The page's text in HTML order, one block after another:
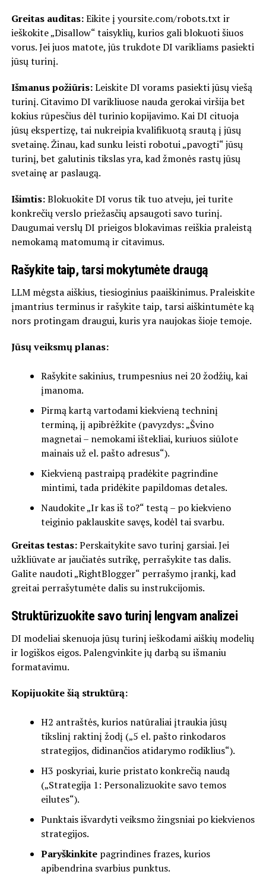
Greitas auditas:Eikite į yoursite.com/robots.txt ir
ieškokite „Disallow“ taisyklių, kurios gali blokuoti šiuos
vorus. Jei juos matote, jūs trukdote DI varikliams pasiekti
jūsų turinį.
Išmanus požiūris:Leiskite DI vorams pasiekti jūsų viešą
turinį. Citavimo DI varikliuose nauda gerokai viršija bet
kokius rūpesčius dėl turinio kopijavimo. Kai DI cituoja
jūsų ekspertizę, tai nukreipia kvalifikuotą srautą į jūsų
svetainę. Žinau, kad sunku leisti robotui „pavogti“ jūsų
turinį, bet galutinis tikslas yra, kad žmonės rastų jūsų
svetainę ar paslaugą.
Išimtis:Blokuokite DI vorus tik tuo atveju, jei turite
konkrečių verslo priežasčių apsaugoti savo turinį.
Daugumai verslų DI prieigos blokavimas reiškia praleistą
nemokamą matomumą ir citavimus.
Rašykite taip, tarsi mokytumėte draugą
LLM mėgsta aiškius, tiesioginius paaiškinimus. Praleiskite
įmantrius terminus ir rašykite taip, tarsi aiškintumėte ką
nors protingam draugui, kuris yra naujokas šioje temoje.
Jūsų veiksmų planas:
Rašykite sakinius, trumpesnius nei 20 žodžių, kai
įmanoma.
Pirmą kartą vartodami kiekvieną techninį
terminą, jį apibrėžkite (pavyzdys: „Švino
magnetai – nemokami ištekliai, kuriuos siūlote
mainais už el. pašto adresus“).
Kiekvieną pastraipą pradėkite pagrindine
mintimi, tada pridėkite papildomas detales.
Naudokite „Ir kas iš to?“ testą – po kiekvieno
teiginio paklauskite savęs, kodėl tai svarbu.
Greitas testas:Perskaitykite savo turinį garsiai. Jei
užkliūvate ar jaučiatės sutrikę, perrašykite tas dalis.
Galite naudoti „RightBlogger“ perrašymo įrankį, kad
greitai perrašytumėte dalis su instrukcijomis.
Struktūrizuokite savo turinį lengvam analizei
DI modeliai skenuoja jūsų turinį ieškodami aiškių modelių
ir logiškos eigos. Palengvinkite jų darbą su išmaniu
formatavimu.
Kopijuokite šią struktūrą:
H2 antraštės, kurios natūraliai įtraukia jūsų
tikslinį raktinį žodį („5 el. pašto rinkodaros
strategijos, didinančios atidarymo rodiklius“).
H3 poskyriai, kurie pristato konkrečią naudą
(„Strategija 1: Personalizuokite savo temos
eilutes“).
Punktais išvardyti veiksmo žingsniai po kiekvienos
strategijos.
Paryškinkitepagrindines frazes, kurios
apibendrina svarbius punktus.